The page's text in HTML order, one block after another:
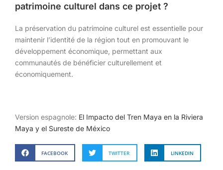
patrimoine culturel dans ce projet ?
La préservation du patrimoine culturel est essentielle pour
maintenir l’identité de la région tout en promouvant le
développement économique, permettant aux
communautés de bénéficier culturellement et
économiquement.
Version espagnole: El Impacto del Tren Maya en la Riviera
Maya y el Sureste de México
FACEBOOK TWITTER LINKEDIN